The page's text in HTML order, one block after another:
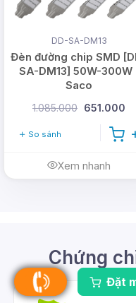
DD-SA-DM13
Đèn đường chip SMD
SA-DM13] 50W-300W |
Saco
1.085.000 651.000
So sánh
Xem nhanh
Đặt
Chứng